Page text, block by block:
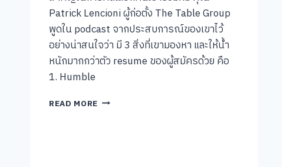
Patrick Lencioni ผู้ก่อตั้ง The Table Group
พูดใน podcast จากประสบการณ์ของเขาไว้
อย่างน่าสนใจว่า มี 3 สิ่งที่เขามองหา และให้น้ำ
หนักมากกว่าตัว resume ของผู้สมัครด้วย คือ
1. Humble
READ MORE 3